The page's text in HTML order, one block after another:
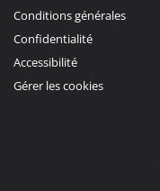
Conditions générales
Confidentialité
Accessibilité
Gérer les cookies